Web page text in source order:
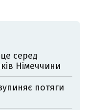
серед
Німеччини
потяги